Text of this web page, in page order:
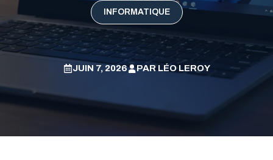
INFORMATIQUE
JUIN 7, 2026 PARLÉO LEROY